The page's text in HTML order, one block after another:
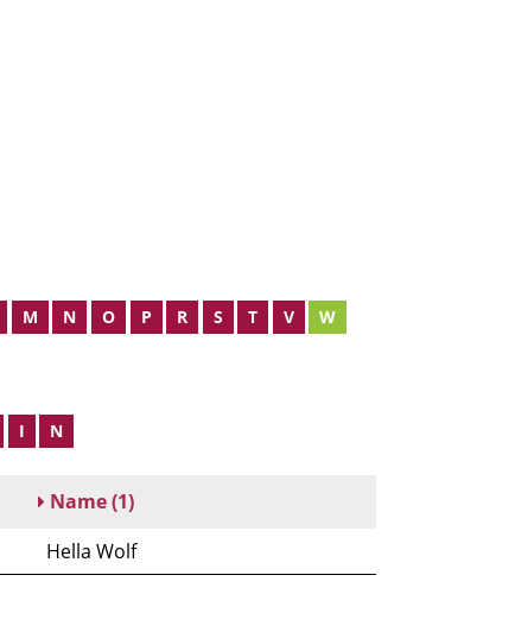
M N O P R S T V
W
I N
Name(1)
Hella Wolf